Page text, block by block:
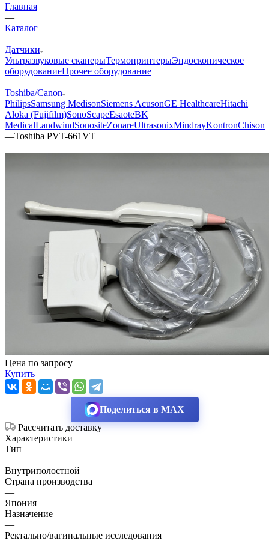
Главная
—
Каталог
—
Датчики
Ультразвуковые сканерыТермопринтерыЭндоскопическое
оборудованиеПрочее оборудование
—
Toshiba/Canon
PhilipsSamsung MedisonSiemens AcusonGE HealthcareHitachi
Aloka (Fujifilm)SonoScapeEsaoteBK
MedicalLandwindSonositeZonareUltrasonixMindrayKontronChison
—Toshiba PVT-661VT
Цена по запросу
Купить
Поделиться в MAX
Рассчитать доставку
Характеристики
Тип
—
Внутриполостной
Страна производства
—
Япония
Назначение
—
Ректально/вагинальные исследования